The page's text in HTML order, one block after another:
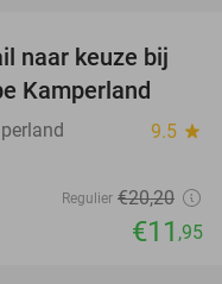
41%
naar keuze bij
Kamperland
9.5 star
Regulier €20,20
€11 ,95